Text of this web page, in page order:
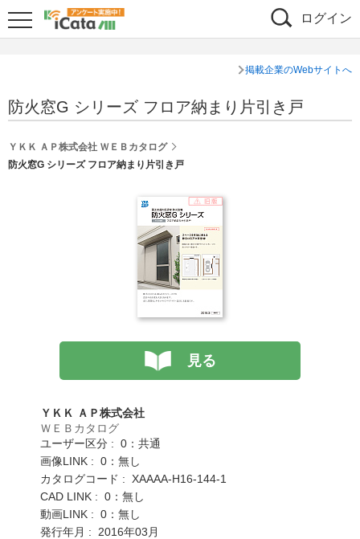
ログイン
掲載企業のWebサイトへ
防火窓G シリーズ フロア納まり片引き戸
ＹＫＫ ＡＰ株式会社 ＷＥＢカタログ
防火窓G シリーズ フロア納まり片引き戸
見る
ＹＫＫ ＡＰ株式会社
ＷＥＢカタログ
ユーザー区分 : 0：共通
画像LINK : 0：無し
カタログコード : XAAAA-H16-144-1
CAD LINK : 0：無し
動画LINK : 0：無し
発行年月 : 2016年03月